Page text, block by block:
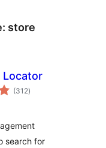
store
Locator
(312totale
vurderinger
)
search for